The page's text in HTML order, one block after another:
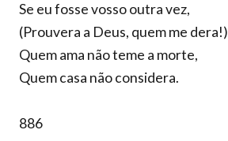
Se eu fosse vosso outra vez,
(Prouvera a Deus, quem me dera!)
Quem ama não teme a morte,
Quem casa não considera.
886